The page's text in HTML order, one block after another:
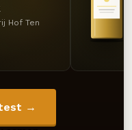
Hof Ten
→